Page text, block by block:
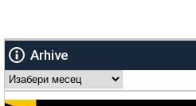
Arhive
Arhive